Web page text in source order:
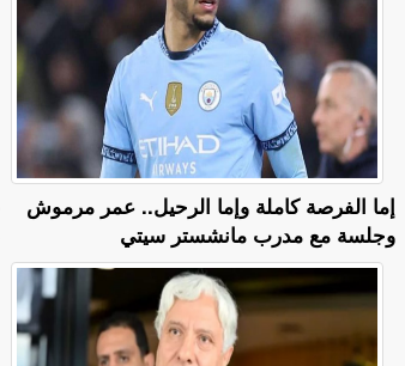
إما الفرصة كاملة وإما الرحيل.. عمر مرموش
وجلسة مع مدرب مانشستر سيتي